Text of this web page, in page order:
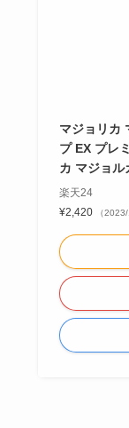
マジョリカ
プ EX プレ
カ マジョル
楽天24
¥2,420
（